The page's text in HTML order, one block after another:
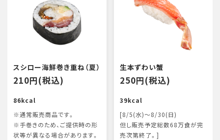
スシロー海鮮巻き重ね（夏）
210円(税込)
86kcal
※通常販売商品です。
※手巻きのため、ご提供時の形
状等が異なる場合があります。
生本ずわい蟹
250円(税込)
39kcal
[8/5(水)～8/30(日)
但し販売予定総数68万食が完
売次第終了。]